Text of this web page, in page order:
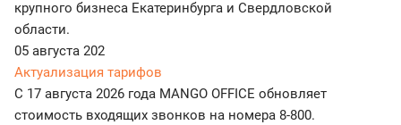
крупного бизнеса Екатеринбурга и Свердловской
области.
05 августа 202
Актуализация тарифов
С 17 августа 2026 года MANGO OFFICE обновляет
стоимость входящих звонков на номера 8-800.